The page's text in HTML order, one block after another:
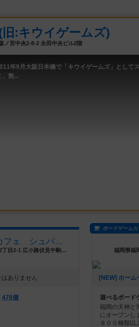
:キウイゲームズ)
ノ宮中央2-8-2 永田中央ビル2階
年9月大阪日本橋で「キウイゲームズ」とし
、無...
ボードゲームカフェ シュパース
愛知県名古屋市中区栄2丁目2-1 広小路伏見中駒ビル6C
はありません
476個
ボードゲームカ
福岡県福
遊べるボード
福岡の天神と
にオープンし
８００種類以